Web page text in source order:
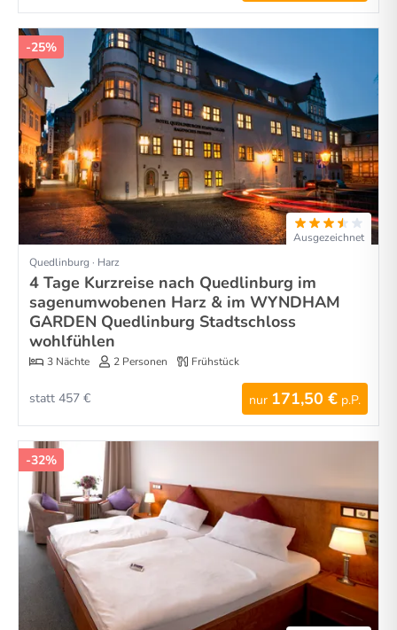
-25%
Ausgezeichnet
Quedlinburg · Harz
4 Tage Kurzreise nach Quedlinburg im
sagenumwobenen Harz & im WYNDHAM
GARDEN Quedlinburg Stadtschloss
wohlfühlen
3 Nächte 2 Personen Frühstück
nur 171,50 € p.P.
statt 457 €
-32%